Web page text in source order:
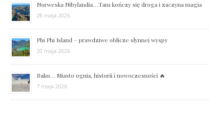
Norweska Nibylandia…Tam kończy się droga i zaczyna magia
28 maja 2026
Phi Phi Island – prawdziwe oblicze słynnej wyspy
20 maja 2026
Baku… Miasto ognia, historii i nowoczesności 🔥
7 maja 2026